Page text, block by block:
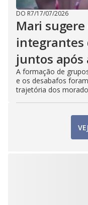
DO R7/17/07/2026
Mari
integrantes
juntos após
A formação de
e os desabafos
trajetória dos